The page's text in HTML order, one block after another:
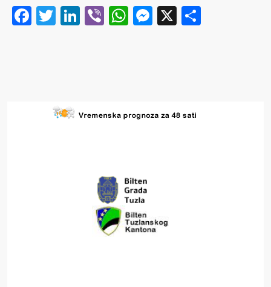
Facebook
Twitter
LinkedIn
ViberWhatsApp
Messenger
X